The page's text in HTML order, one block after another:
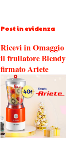
Post in evidenza
Ricevi in Omaggio
il frullatore Blendy
firmato Ariete